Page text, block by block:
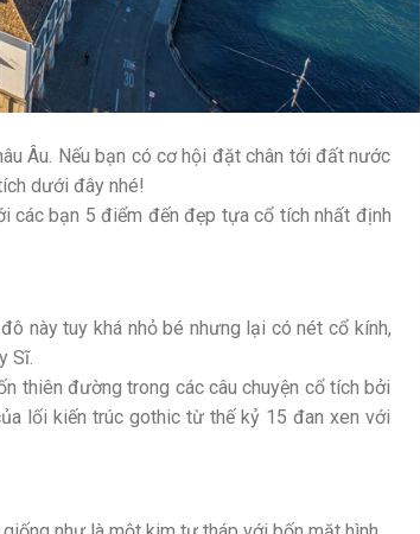
Âu. Nếu bạn có cơ hội đặt chân tới đất nước
dưới đây nhé!
các bạn 5 điểm đến đẹp tựa cổ tích nhất định
này tuy khá nhỏ bé nhưng lại có nét cổ kính,
Sĩ.
thiên đường trong các câu chuyện cổ tích bởi
lối kiến trúc gothic từ thế kỷ 15 đan xen với